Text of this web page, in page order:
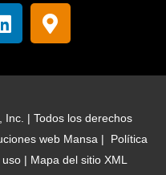
L
i
k
d
i
n
M
a
a
m
a
r
| Todos los derechos
web Mansa |
Política
| Mapa del sitio XML